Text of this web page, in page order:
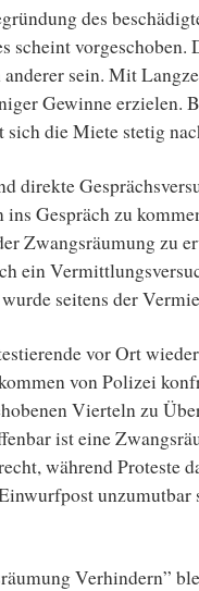
des
scheint vorgeschoben.
sein. Mit
Gewinne erzielen.
die Miete stetig
direkte
Gespräch zu
Zwangsräumung zu
ein
seitens der
vor Ort
von Polizei
Vierteln zu
ist eine
während Proteste
unzumutbar
Verhindern”